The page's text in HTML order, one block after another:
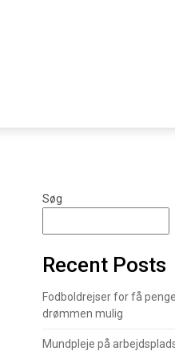
Søg
Recent Posts
Fodboldrejser for få
drømmen mulig
Mundpleje på